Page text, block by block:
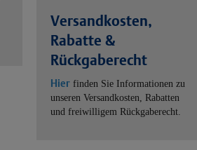
Versandkosten,
Rabatte &
Rückgaberecht
Hier finden Sie Informationen zu
unseren Versandkosten, Rabatten
und freiwilligem Rückgaberecht.